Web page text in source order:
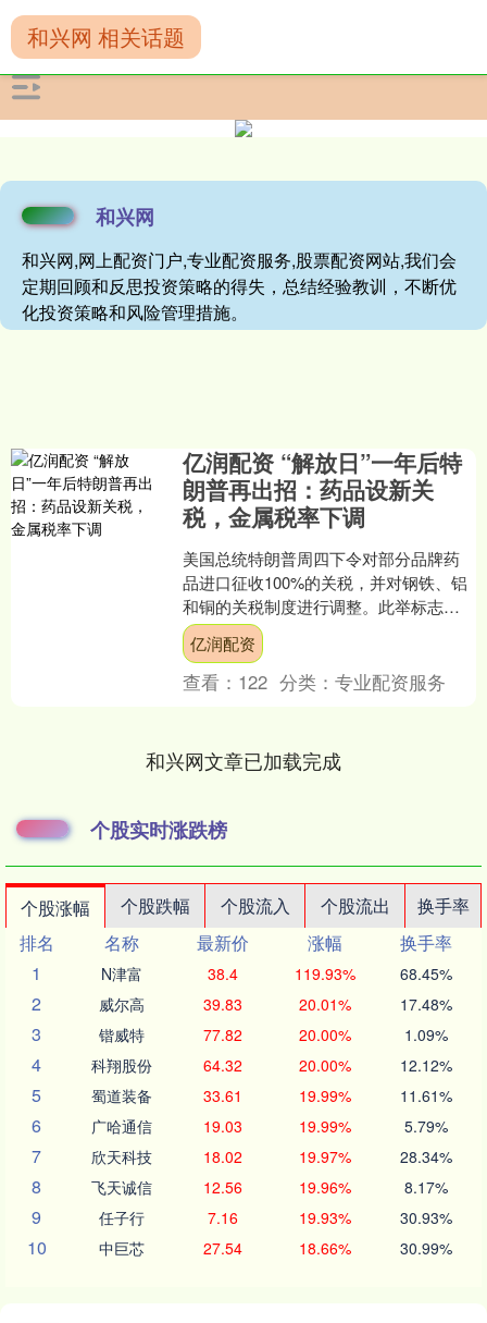
和兴网
和兴网,网上配资门户,专业配资服务,股票配资网站,我们会
定期回顾和反思投资策略的得失，总结经验教训，不断优
化投资策略和风险管理措施。
和兴网 相关话题
亿润配资 “解放日”一年后特
朗普再出招：药品设新关
税，金属税率下调
美国总统特朗普周四下令对部分品牌药
品进口征收100%的关税，并对钢铁、铝
和铜的关税制度进行调整。此举标志着
他的政府试图走出一年前宣布、但随后
全面受挫的全球性高关....
亿润配资
查看： 122 分类：专业配资服务
和兴网文章已加载完成
个股实时涨跌榜
个股涨幅 个股跌幅 个股流入 个股流出
换手率
排名
名称 最新价 涨幅
换手率
1
N津富 38.4 119.93% 68.45%
2 威尔高 39.83 20.01% 17.48%
3 锴威特 77.82 20.00% 1.09%
4 科翔股份 64.32 20.00% 12.12%
5 蜀道装备 33.61 19.99% 11.61%
6 广哈通信 19.03 19.99% 5.79%
7 欣天科技 18.02 19.97% 28.34%
8 飞天诚信 12.56 19.96% 8.17%
9 任子行 7.16 19.93% 30.93%
10 中巨芯 27.54 18.66% 30.99%